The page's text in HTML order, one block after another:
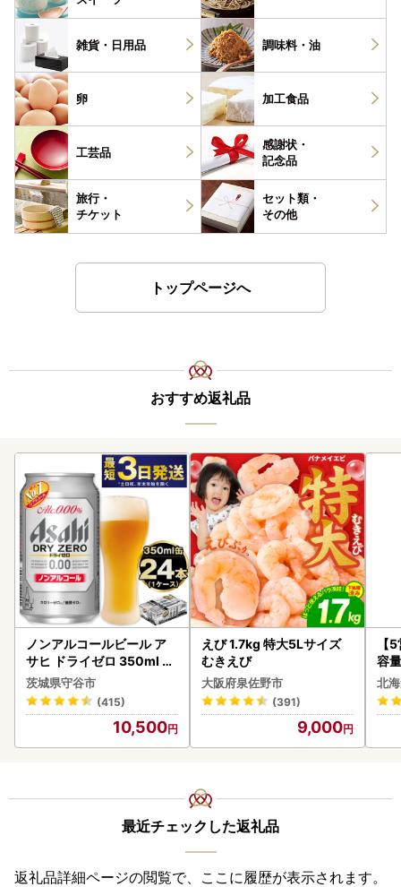
雑貨・ 日用品 調味料・ 油
卵 加工食品
工芸品
感謝状・
記念品
旅行・
チケット
セット類・
その他
トップページへ
おすすめ返礼品
ノンアルコールビール ア
サヒ ドライゼロ 350ml 24
本 ノンアル ビール asashi
守谷市
茨城県守谷市
(415)
10,500
えび 1.7kg 特大5Lサイズ
むきえび
大阪府泉佐野市
(391)
9,000
【
容
あ
ー
058
北
最近チェックした返礼品
返礼品詳細ページの閲覧で、ここに履歴が表示されます。